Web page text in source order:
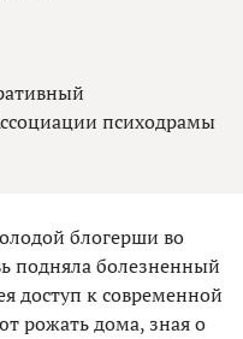
психодрамы
блогерши во
подняла болезненный
доступ к современной
рожать дома, зная о